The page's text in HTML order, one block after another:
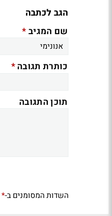
הגב לכתבה
שם המגיב*
כותרת תגובה*
תוכן התגובה
השדות המסומנים ב-*